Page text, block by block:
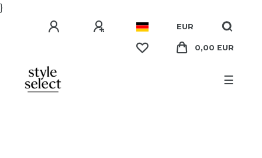
}
EUR
0,00 EUR
☰